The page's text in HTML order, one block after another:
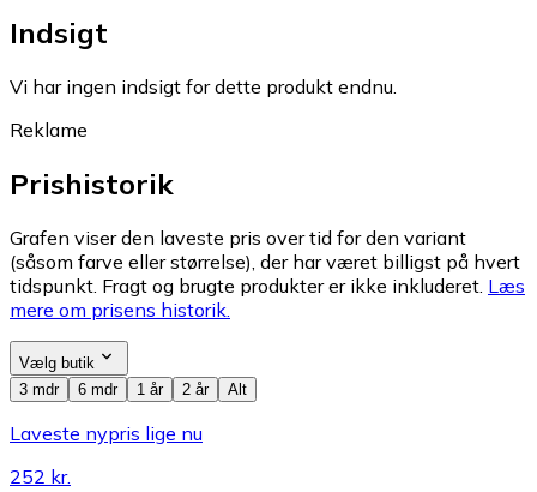
Indsigt
Vi har ingen indsigt for dette produkt endnu.
Reklame
Prishistorik
Grafen viser den laveste pris over tid for den variant
(såsom farve eller størrelse), der har været billigst på hvert
tidspunkt. Fragt og brugte produkter er ikke inkluderet. Læs
mere om prisens historik.
Vælg butik
3 mdr
6 mdr 1 år 2 år Alt
Laveste nypris lige nu
252 kr.